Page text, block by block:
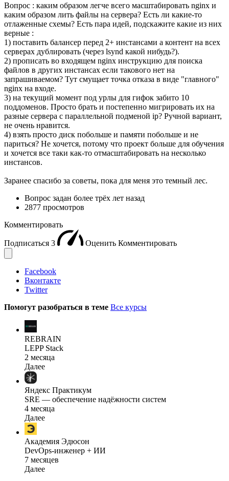
Вопрос : каким образом легче всего масштабировать nginx и
каким образом лить файлы на сервера? Есть ли какие-то
отлаженные схемы? Есть пара идей, подскажите какие из них
верные :
1) поставить балансер перед 2+ инстансами а контент на всех
серверах дублировать (через lsynd какой нибудь?).
2) прописать во входящем nginx инструкцию для поиска
файлов в других инстансах если такового нет на
запрашиваемом? Тут смущает точка отказа в виде "главного"
nginx на входе.
3) на текущий момент под урлы для гифок забито 10
поддоменов. Просто брать и постепенно мигрировать их на
разные сервера с параллельной подменой ip? Ручной вариант,
не очень нравится.
4) взять просто диск побольше и памяти побольше и не
париться? Не хочется, потому что проект больше для обучения
и хочется все таки как-то отмасштабировать на несколько
инстансов.
Заранее спасибо за советы, пока для меня это темный лес.
Вопрос задан более трёх лет назад
2877 просмотров
Комментировать
Подписаться 3 Оценить Комментировать
Facebook
Вконтакте
Twitter
Помогут разобраться в теме Все курсы
REBRAIN
LEPP Stack
2 месяца
Далее
Яндекс Практикум
SRE — обеспечение надёжности систем
4 месяца
Далее
Академия Эдюсон
DevOps-инженер + ИИ
7 месяцев
Далее